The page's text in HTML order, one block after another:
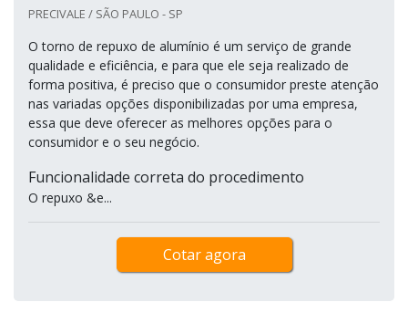
PRECIVALE / SÃO PAULO - SP
O torno de repuxo de alumínio é um serviço de grande
qualidade e eficiência, e para que ele seja realizado de
forma positiva, é preciso que o consumidor preste atenção
nas variadas opções disponibilizadas por uma empresa,
essa que deve oferecer as melhores opções para o
consumidor e o seu negócio.
Funcionalidade correta do procedimento
O repuxo &e...
Cotar agora